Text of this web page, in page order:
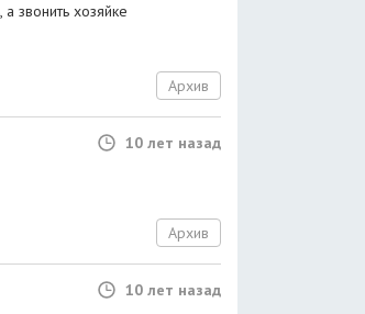
звонить хозяйке
Архив
10 лет назад
Архив
10 лет назад